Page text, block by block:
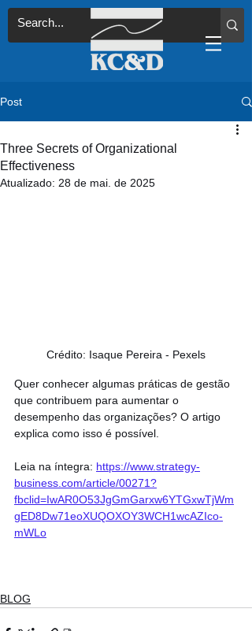
Post
Three Secrets of Organizational
Effectiveness
Atualizado: 28 de mai. de 2025
Crédito: Isaque Pereira - Pexels
Quer conhecer algumas práticas de gestão
que contribuem para aumentar o
desempenho das organizações? O artigo
explica como isso é possível.
Leia na íntegra: https://www.strategy-
business.com/article/00271?
fbclid=IwAR0O53JgGmGarxw6YTGxwTjWm
gED8Dw71eoXUQOXOY3WCH1wcAZIco-
mWLo
BLOG